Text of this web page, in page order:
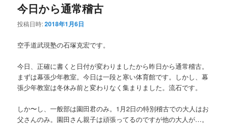
今日から通常稽古
投稿日時:2018年1月6日
空手道武現塾の石塚克宏です。
今日、正確に書くと日付が変わりましたから昨日から通常稽古。
まずは幕張少年教室。今日は一段と寒い体育館です。しかし、幕
張少年教室は冬休み前と変わりなく集まりました。流石です。
しか〜し、一般部は園田君のみ。1月2日の特別稽古での大人はお
父さんのみ。園田さん親子は頑張ってるのですが他の大人が…。